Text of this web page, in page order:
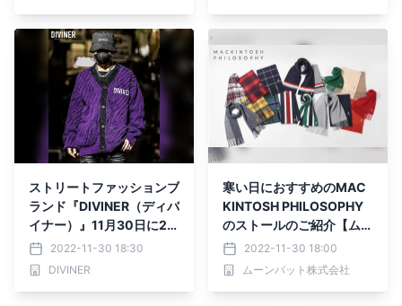
ストリートファッションブ
ランド『DIVINER（ディバ
イナー）』11月30日に20
22年秋冬の新作3点発表
2022-11-30 18:30
DIVINER
寒い日におすすめのMAC
KINTOSH PHILOSOPHY
のストールのご紹介【ムー
ンバット 公式オンライン
ショップ】
2022-11-30 18:00
ムーンバット株式会社